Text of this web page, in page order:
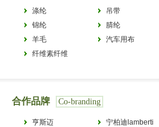
涤纶
吊带
锦纶
腈纶
羊毛
汽车用布
纤维素纤维
合作品牌 Co-branding
亨斯迈
宁柏迪lamberti